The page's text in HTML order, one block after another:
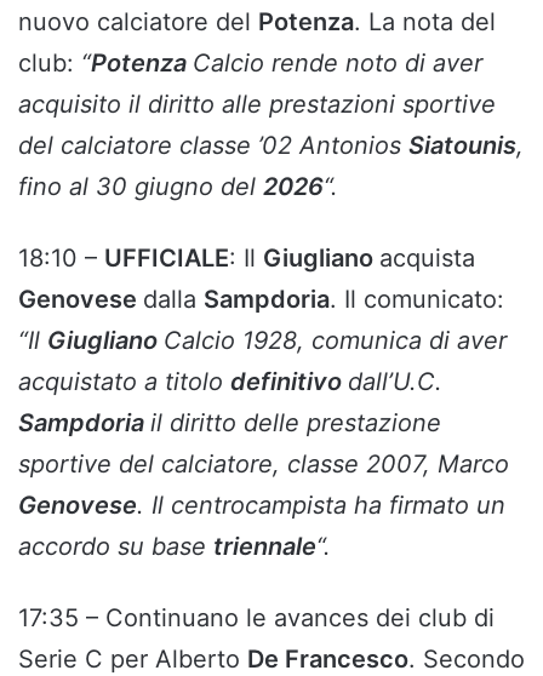
nuovo calciatore del Potenza. La nota del
club: “Potenza Calcio rende noto di aver
acquisito il diritto alle prestazioni sportive
del calciatore classe ’02 Antonios Siatounis,
fino al 30 giugno del 2026“.
18:10 – UFFICIALE: Il Giugliano acquista
Genovese dalla Sampdoria. Il comunicato:
“Il Giugliano Calcio 1928, comunica di aver
acquistato a titolo definitivo dall’U.C.
Sampdoria il diritto delle prestazione
sportive del calciatore, classe 2007, Marco
Genovese. Il centrocampista ha firmato un
accordo su base triennale“.
17:35 – Continuano le avances dei club di
Serie C per Alberto De Francesco. Secondo